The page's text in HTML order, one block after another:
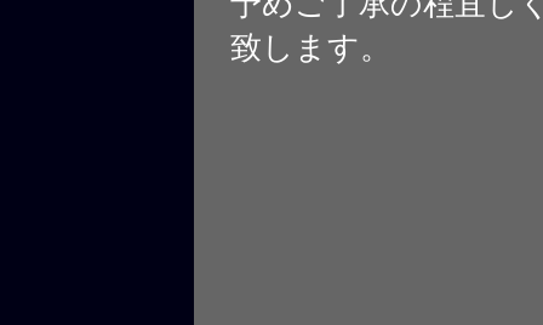
致します。